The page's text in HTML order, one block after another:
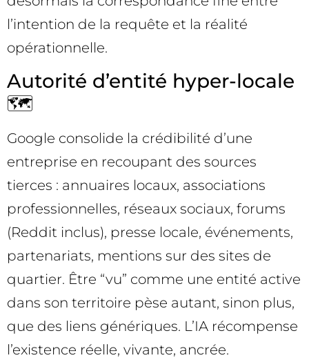
l’intention de la requête et la réalité
opérationnelle.
Autorité d’entité hyper-locale
🗺️
Google consolide la crédibilité d’une
entreprise en recoupant des sources
tierces : annuaires locaux, associations
professionnelles, réseaux sociaux, forums
(Reddit inclus), presse locale, événements,
partenariats, mentions sur des sites de
quartier. Être “vu” comme une entité active
dans son territoire pèse autant, sinon plus,
que des liens génériques. L’IA récompense
l’existence réelle, vivante, ancrée.